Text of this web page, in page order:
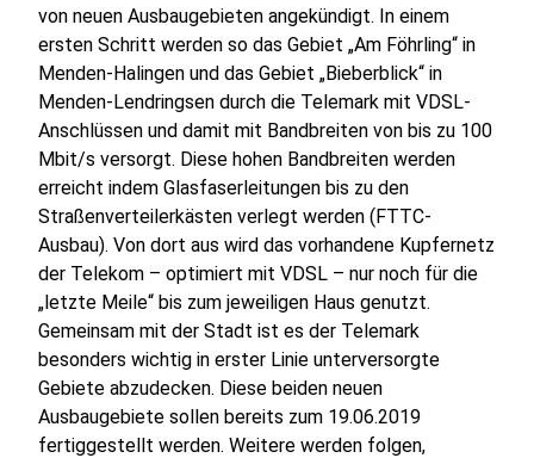
von neuen Ausbaugebieten angekündigt. In einem
ersten Schritt werden so das Gebiet „Am Föhrling“ in
Menden-Halingen und das Gebiet „Bieberblick“ in
Menden-Lendringsen durch die Telemark mit VDSL-
Anschlüssen und damit mit Bandbreiten von bis zu 100
Mbit/s versorgt. Diese hohen Bandbreiten werden
erreicht indem Glasfaserleitungen bis zu den
Straßenverteilerkästen verlegt werden (FTTC-
Ausbau). Von dort aus wird das vorhandene Kupfernetz
der Telekom – optimiert mit VDSL – nur noch für die
„letzte Meile“ bis zum jeweiligen Haus genutzt.
Gemeinsam mit der Stadt ist es der Telemark
besonders wichtig in erster Linie unterversorgte
Gebiete abzudecken. Diese beiden neuen
Ausbaugebiete sollen bereits zum 19.06.2019
fertiggestellt werden. Weitere werden folgen,